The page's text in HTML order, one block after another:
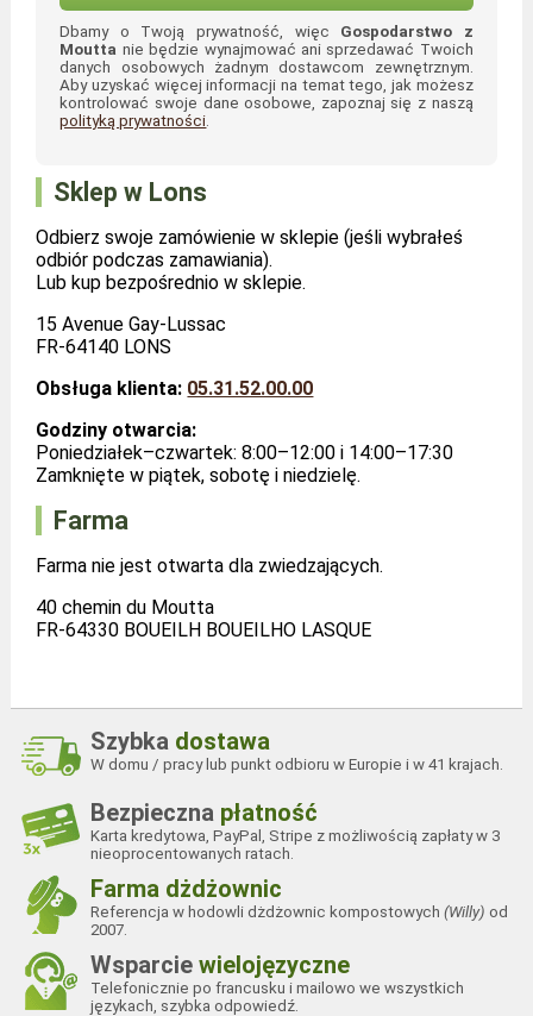
Dbamy o Twoją prywatność, więc Gospodarstwo z
Moutta nie będzie wynajmować ani sprzedawać Twoich
danych osobowych żadnym dostawcom zewnętrznym.
Aby uzyskać więcej informacji na temat tego, jak możesz
kontrolować swoje dane osobowe, zapoznaj się z naszą
polityką prywatności
Sklep w Lons
Odbierz swoje zamówienie w sklepie (jeśli wybrałeś
odbiór podczas zamawiania).
Lub kup bezpośrednio w sklepie.
15 Avenue Gay-Lussac
FR-64140 LONS
Obsługa klienta: 05.31.52.00.00
Godziny otwarcia:
Poniedziałek–czwartek: 8:00–12:00 i 14:00–17:30
Zamknięte w piątek, sobotę i niedzielę.
Farma
Farma nie jest otwarta dla zwiedzających.
40 chemin du Moutta
FR-64330 BOUEILH BOUEILHO LASQUE
Szybka dostawa
W domu / pracy lub punkt odbioru w Europie i w 41 krajach.
Bezpieczna płatność
Karta kredytowa, PayPal, Stripe z możliwością zapłaty w 3
nieoprocentowanych ratach.
Farma dżdżownic
Referencja w hodowli dżdżownic kompostowych(Willy) od
2007.
Wsparciewielojęzyczne
Telefonicznie po francusku i mailowo we wszystkich
językach, szybka odpowiedź.